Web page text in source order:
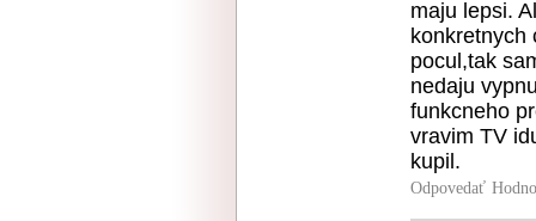
maju lepsi.
konkretnych
pocul,tak
nedaju
funkcneho
vravim TV
kupil.
Odpovedať